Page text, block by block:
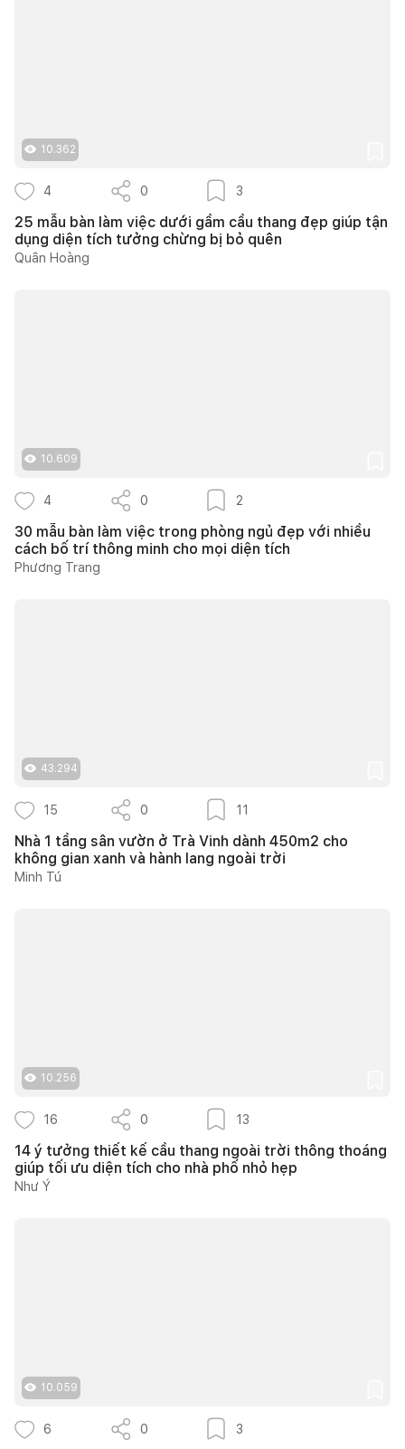
10.362
4 0 3
25 mẫu bàn làm việc dưới gầm cầu thang đẹp giúp tận
dụng diện tích tưởng chừng bị bỏ quên
Quân Hoàng
10.609
4 0 2
30 mẫu bàn làm việc trong phòng ngủ đẹp với nhiều
cách bố trí thông minh cho mọi diện tích
Phương Trang
43.294
15 0 11
Nhà 1 tầng sân vườn ở Trà Vinh dành 450m2 cho
không gian xanh và hành lang ngoài trời
Minh Tú
10.256
16 0 13
14 ý tưởng thiết kế cầu thang ngoài trời thông thoáng
giúp tối ưu diện tích cho nhà phố nhỏ hẹp
Như Ý
10.059
6 0 3